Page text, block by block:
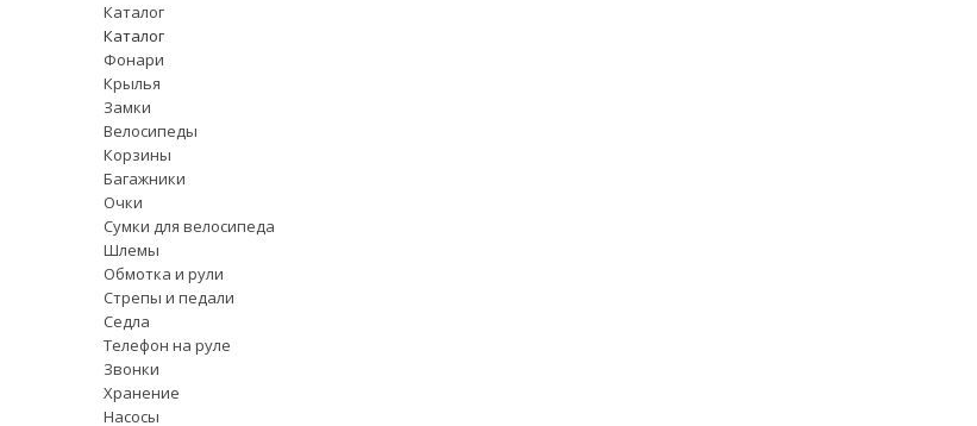
Каталог
Каталог
Фонари
Крылья
Замки
Велосипеды
Корзины
Багажники
Очки
Сумки для велосипеда
Шлемы
Обмотка и рули
Стрепы и педали
Седла
Телефон на руле
Звонки
Хранение
Насосы